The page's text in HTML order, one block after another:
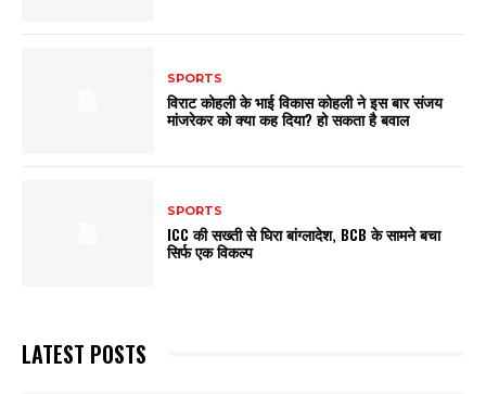
SPORTS
विराट कोहली के भाई विकास कोहली ने इस बार संजय
मांजरेकर को क्या कह दिया? हो सकता है बवाल
SPORTS
ICC की सख्ती से घिरा बांग्लादेश, BCB के सामने बचा
सिर्फ एक विकल्प
LATEST POSTS